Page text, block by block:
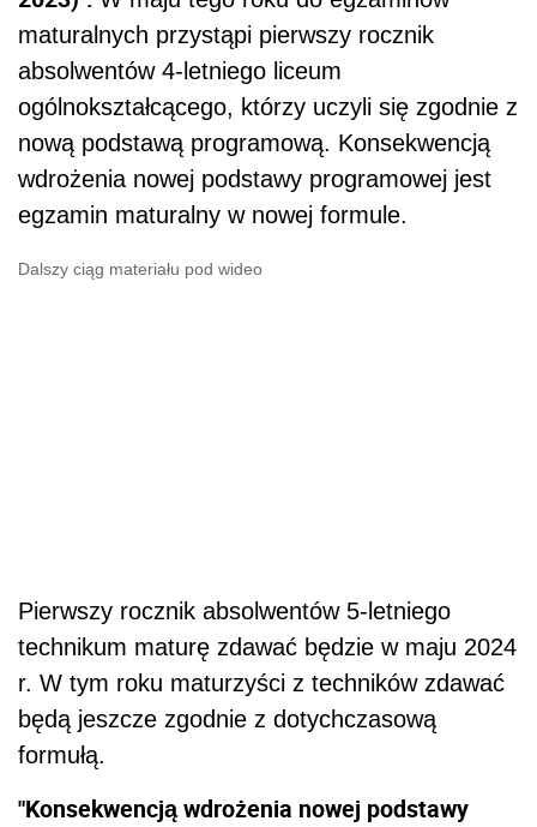
maturalnych przystąpi pierwszy rocznik
absolwentów 4-letniego liceum
ogólnokształcącego, którzy uczyli się zgodnie z
nową podstawą programową. Konsekwencją
wdrożenia nowej podstawy programowej jest
egzamin maturalny w nowej formule.
Dalszy ciąg materiału pod wideo
Pierwszy rocznik absolwentów 5-letniego
technikum maturę zdawać będzie w maju 2024
r. W tym roku maturzyści z techników zdawać
będą jeszcze zgodnie z dotychczasową
formułą.
"Konsekwencją wdrożenia nowej podstawy